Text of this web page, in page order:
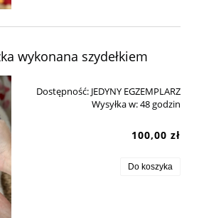
wykonana szydełkiem
Dostępność: JEDYNY EGZEMPLARZ
Wysyłka w:48 godzin
100,00 zł
Do koszyka